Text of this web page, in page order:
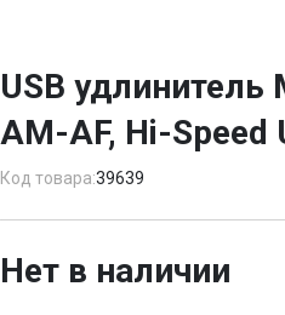
USB удлинитель
AM-AF, Hi-Speed
Код товара:39639
Нет в наличии